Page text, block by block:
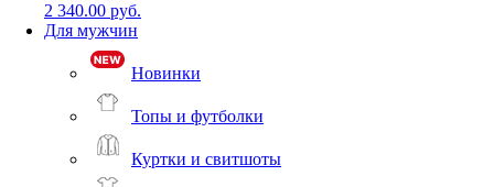
2 340.00 руб.
Для мужчин
Новинки
Топы и футболки
Куртки и свитшоты